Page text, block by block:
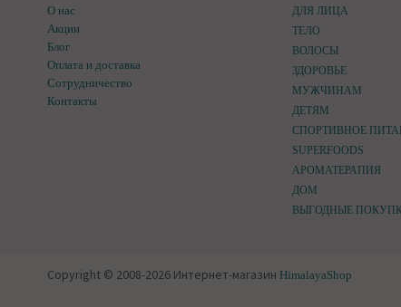
О нас
Акции
Блог
Оплата и доставка
Сотрудничество
Контакты
ДЛЯ ЛИЦА
ТЕЛО
ВОЛОСЫ
ЗДОРОВЬЕ
МУЖЧИНАМ
ДЕТЯМ
СПОРТИВНОЕ
SUPERFOODS
АРОМАТЕРАПИЯ
ДОМ
ВЫГОДНЫЕ
Copyright © 2008-2026 Интернет-магазин HimalayaShop